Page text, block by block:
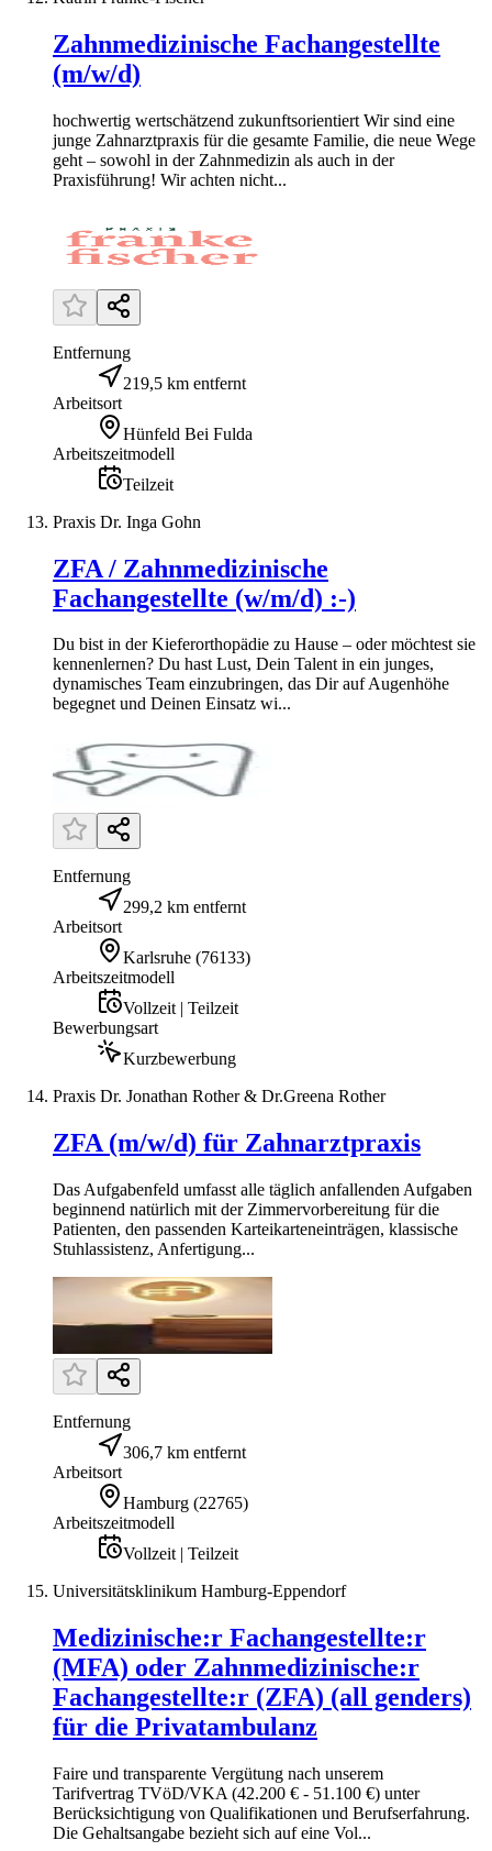
Zahnmedizinische Fachangestellte
(m/w/d)
hochwertig wertschätzend zukunftsorientiert Wir sind eine
junge Zahnarztpraxis für die gesamte Familie, die neue Wege
geht – sowohl in der Zahnmedizin als auch in der
Praxisführung! Wir achten nicht...
Entfernung
219,5 km entfernt
Arbeitsort
Hünfeld Bei Fulda
Arbeitszeitmodell
Teilzeit
Praxis Dr. Inga Gohn
ZFA / Zahnmedizinische
Fachangestellte (w/m/d) :-)
Du bist in der Kieferorthopädie zu Hause – oder möchtest sie
kennenlernen? Du hast Lust, Dein Talent in ein junges,
dynamisches Team einzubringen, das Dir auf Augenhöhe
begegnet und Deinen Einsatz wi...
Entfernung
299,2 km entfernt
Arbeitsort
Karlsruhe (76133)
Arbeitszeitmodell
Vollzeit | Teilzeit
Bewerbungsart
Kurzbewerbung
Praxis Dr. Jonathan Rother & Dr.Greena Rother
ZFA (m/w/d) für Zahnarztpraxis
Das Aufgabenfeld umfasst alle täglich anfallenden Aufgaben
beginnend natürlich mit der Zimmervorbereitung für die
Patienten, den passenden Karteikarteneinträgen, klassische
Stuhlassistenz, Anfertigung...
Entfernung
306,7 km entfernt
Arbeitsort
Hamburg (22765)
Arbeitszeitmodell
Vollzeit | Teilzeit
Universitätsklinikum Hamburg-Eppendorf
Medizinische:r Fachangestellte:r
(MFA) oder Zahnmedizinische:r
Fachangestellte:r (ZFA) (all genders)
für die Privatambulanz
Faire und transparente Vergütung nach unserem
Tarifvertrag TVöD/VKA (42.200 € - 51.100 €) unter
Berücksichtigung von Qualifikationen und Berufs­erfahrung.
Die Gehaltsangabe bezieht sich auf eine Vol...